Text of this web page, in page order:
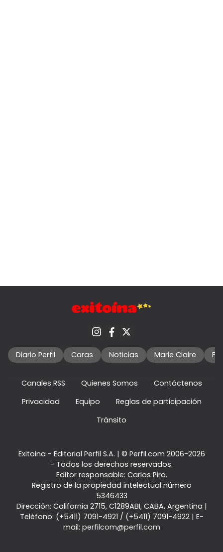
Diario Perfil Caras Noticias Marie Claire
Canales RSS Quienes Somos
Contáctenos
Privacidad
Equipo
Reglas de participación
Tránsito
Exitoina - Editorial Perfil S.A. | © Perfil.com 2006-2026
- Todos los derechos reservados.
Editor responsable: Carlos Piro.
Registro de la propiedad intelectual número
5346433
Dirección: California 2715, C1289ABI, CABA, Argentina |
Teléfono: (+5411) 7091-4921 / (+5411) 7091-4922| E-
mail: perfilcom@perfil.com